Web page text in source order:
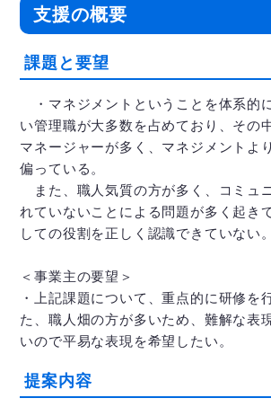
支援の概要
課題と要望
・マネジメントということを体系的
い管理職が大多数を占めており、その
マネージャーが多く、マネジメントよ
偏っている。
また、職人気質の方が多く、コミュ
れていないことによる問題が多く起き
しての役割を正しく認識できていない。
＜事業主の要望＞
・上記課題について、重点的に研修を
た、職人畑の方が多いため、難解な表
いので平易な表現を希望したい。
提案内容